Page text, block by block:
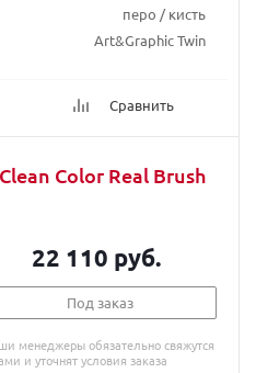
перо / кисть
Art&Graphic Twin
Сравнить
Color Real Brush
22 110 руб.
Под заказ
менеджеры обязательно свяжутся
и уточнят условия заказа